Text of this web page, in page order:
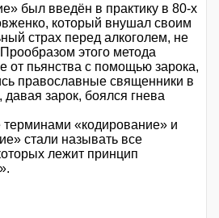
был введён в практику в 80-х
который внушал своим
страх перед алкоголем, не
этого метода
от пьянства с помощью зарока,
православные священники в
зарок, боялся гнева
«кодирование» и
стали называть все
лежит принцип